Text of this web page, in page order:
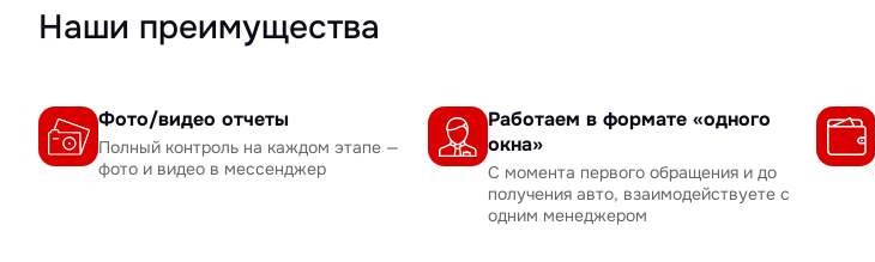
Наши преимущества
Фото/видео отчеты
Полный контроль на каждом этапе —
фото и видео в мессенджер
Работаем в формате «одного
окна»
С момента первого обращения и до
получения авто, взаимодействуете с
одним менеджером